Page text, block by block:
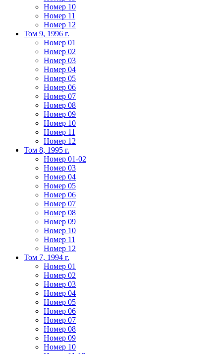
Номер 10
Номер 11
Номер 12
Том 9, 1996 г.
Номер 01
Номер 02
Номер 03
Номер 04
Номер 05
Номер 06
Номер 07
Номер 08
Номер 09
Номер 10
Номер 11
Номер 12
Том 8, 1995 г.
Номер 01-02
Номер 03
Номер 04
Номер 05
Номер 06
Номер 07
Номер 08
Номер 09
Номер 10
Номер 11
Номер 12
Том 7, 1994 г.
Номер 01
Номер 02
Номер 03
Номер 04
Номер 05
Номер 06
Номер 07
Номер 08
Номер 09
Номер 10